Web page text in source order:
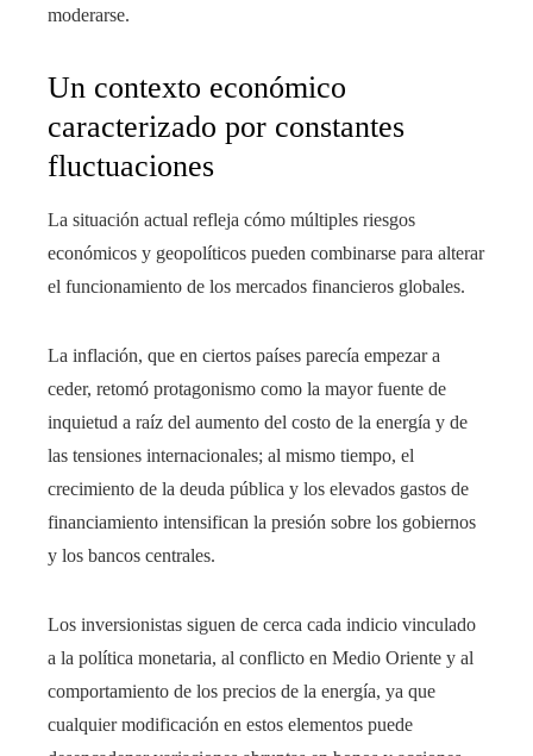
moderarse.
Un contexto económico
caracterizado por constantes
fluctuaciones
La situación actual refleja cómo múltiples riesgos
económicos y geopolíticos pueden combinarse para alterar
el funcionamiento de los mercados financieros globales.
La inflación, que en ciertos países parecía empezar a
ceder, retomó protagonismo como la mayor fuente de
inquietud a raíz del aumento del costo de la energía y de
las tensiones internacionales; al mismo tiempo, el
crecimiento de la deuda pública y los elevados gastos de
financiamiento intensifican la presión sobre los gobiernos
y los bancos centrales.
Los inversionistas siguen de cerca cada indicio vinculado
a la política monetaria, al conflicto en Medio Oriente y al
comportamiento de los precios de la energía, ya que
cualquier modificación en estos elementos puede